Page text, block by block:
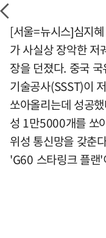
[서울=뉴시스]심지
가 사실상 장악한 저
장을 던졌다. 중국
기술공사(SSST)이
쏘아올리는데 성공
성 1만5000개를 쏘
위성 통신망을 갖춘
'G60 스타링크 플랜